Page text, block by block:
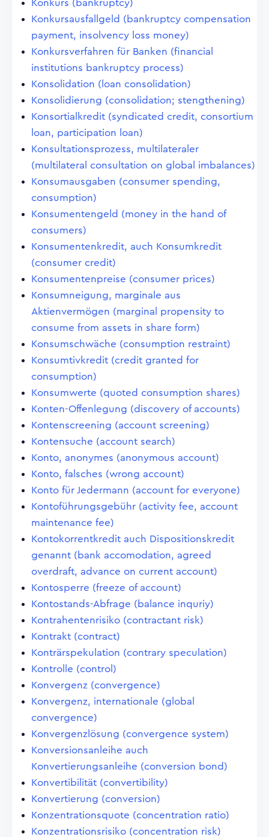
Konkurs (bankruptcy)
Konkursausfallgeld (bankruptcy compensation
payment, insolvency loss money)
Konkursverfahren für Banken (financial
institutions bankruptcy process)
Konsolidation (loan consolidation)
Konsolidierung (consolidation; stengthening)
Konsortialkredit (syndicated credit, consortium
loan, participation loan)
Konsultationsprozess, multilateraler
(multilateral consultation on global imbalances)
Konsumausgaben (consumer spending,
consumption)
Konsumentengeld (money in the hand of
consumers)
Konsumentenkredit, auch Konsumkredit
(consumer credit)
Konsumentenpreise (consumer prices)
Konsumneigung, marginale aus
Aktienvermögen (marginal propensity to
consume from assets in share form)
Konsumschwäche (consumption restraint)
Konsumtivkredit (credit granted for
consumption)
Konsumwerte (quoted consumption shares)
Konten-Offenlegung (discovery of accounts)
Kontenscreening (account screening)
Kontensuche (account search)
Konto, anonymes (anonymous account)
Konto, falsches (wrong account)
Konto für Jedermann (account for everyone)
Kontoführungsgebühr (activity fee, account
maintenance fee)
Kontokorrentkredit auch Dispositionskredit
genannt (bank accomodation, agreed
overdraft, advance on current account)
Kontosperre (freeze of account)
Kontostands-Abfrage (balance inquriy)
Kontrahentenrisiko (contractant risk)
Kontrakt (contract)
Konträrspekulation (contrary speculation)
Kontrolle (control)
Konvergenz (convergence)
Konvergenz, internationale (global
convergence)
Konvergenzlösung (convergence system)
Konversionsanleihe auch
Konvertierungsanleihe (conversion bond)
Konvertibilität (convertibility)
Konvertierung (conversion)
Konzentrationsquote (concentration ratio)
Konzentrationsrisiko (concentration risk)